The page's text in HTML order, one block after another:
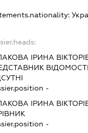
ІРИНА
ВІДОМОСТІ
-
ІРИНА
-